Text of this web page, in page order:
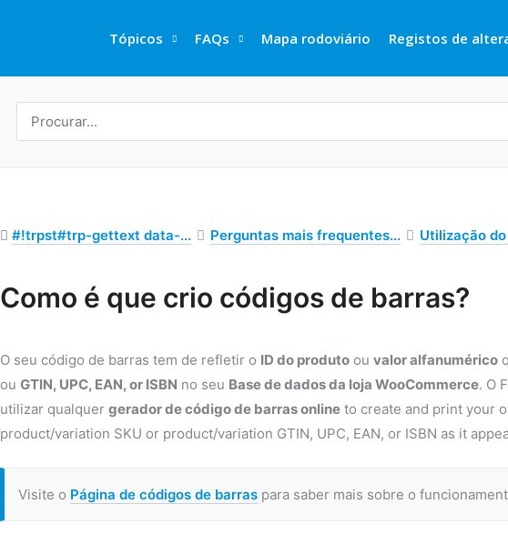
Tópicos FAQs Mapa rodoviário Registos de
por:
#!trpst#trp-gettext data-... Perguntas mais frequentes... Utilização
Como é que crio códigos de barras?
O seu código de barras tem de refletir o ID do produto ou valor alfanumérico
ou GTIN, UPC, EAN, or ISBN no seu Base de dados da loja WooCommerce. O
utilizar qualquer gerador de código de barras online to create and print your
product/variation SKU or product/variation GTIN, UPC, EAN, or ISBN as it
Visite o Página de códigos de barras para saber mais sobre o
Etiquetas